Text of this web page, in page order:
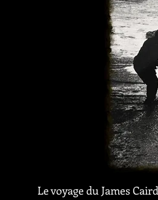
Le voyage du James